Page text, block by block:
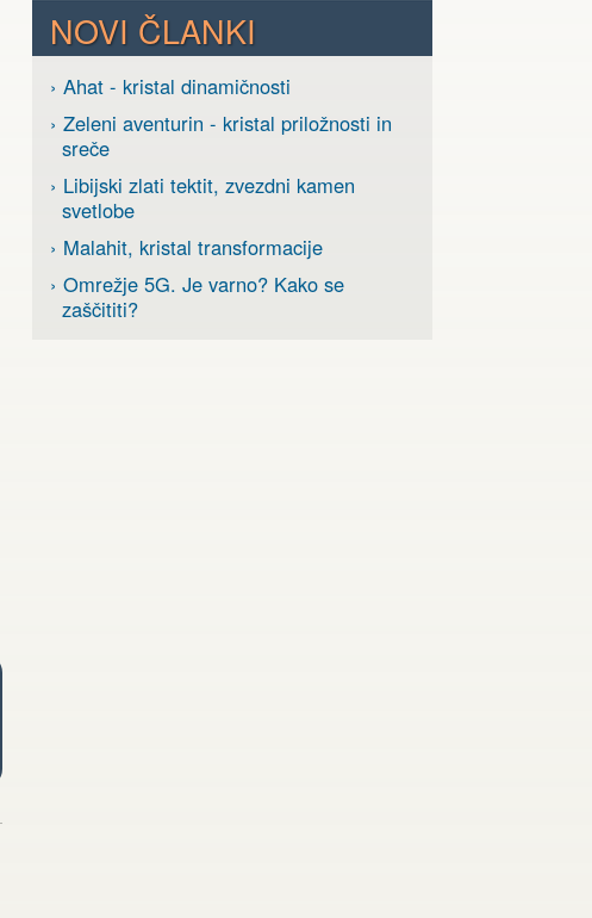
NOVI ČLANKI
› Ahat - kristal dinamičnosti
› Zeleni aventurin - kristal priložnosti in
sreče
› Libijski zlati tektit, zvezdni kamen
svetlobe
› Malahit, kristal transformacije
› Omrežje 5G. Je varno? Kako se
zaščititi?